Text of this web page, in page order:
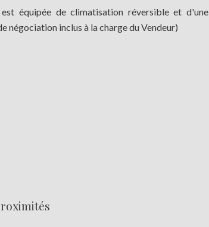
équipée de climatisation réversible et d'une
négociation inclus à la charge du Vendeur)